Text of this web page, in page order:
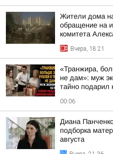
Жители дома
обращение на
комитета
Вчера, 18:21
«Транжира,
не дам»: муж
тайно подарил
00:06
Диана
подборка
августа